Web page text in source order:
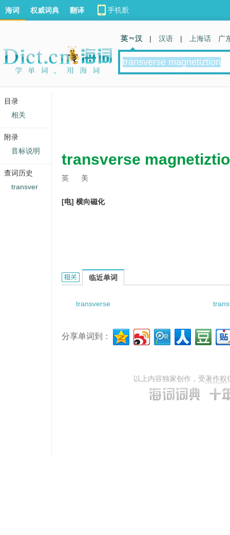
transverse
英 美
[电] 横向磁化
transverse magnetiztion的相关资料：
临近单词
transverse
分享单词到：
以上内容独家创作，受著作权
海词 权威词典 翻译
英 汉 | 汉语 | 上海话 广
目录
相关
附录
音标说明
查词历史
transver